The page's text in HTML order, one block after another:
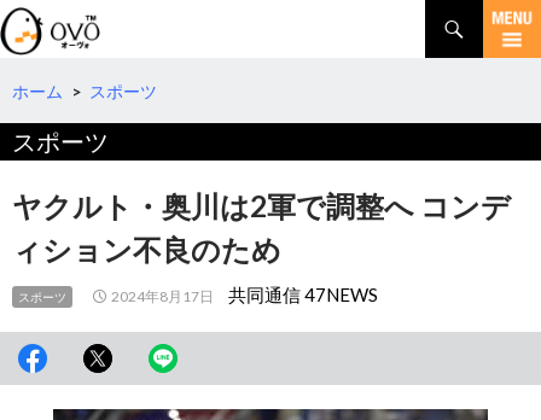
検
索
コ
テ
へ
ホーム > スポーツ
スポーツ
ヤクルト・奥川は2軍で調整へ コンデ
ィション不良のため
スポーツ 2024年8月17日 共同通信 47NEWS